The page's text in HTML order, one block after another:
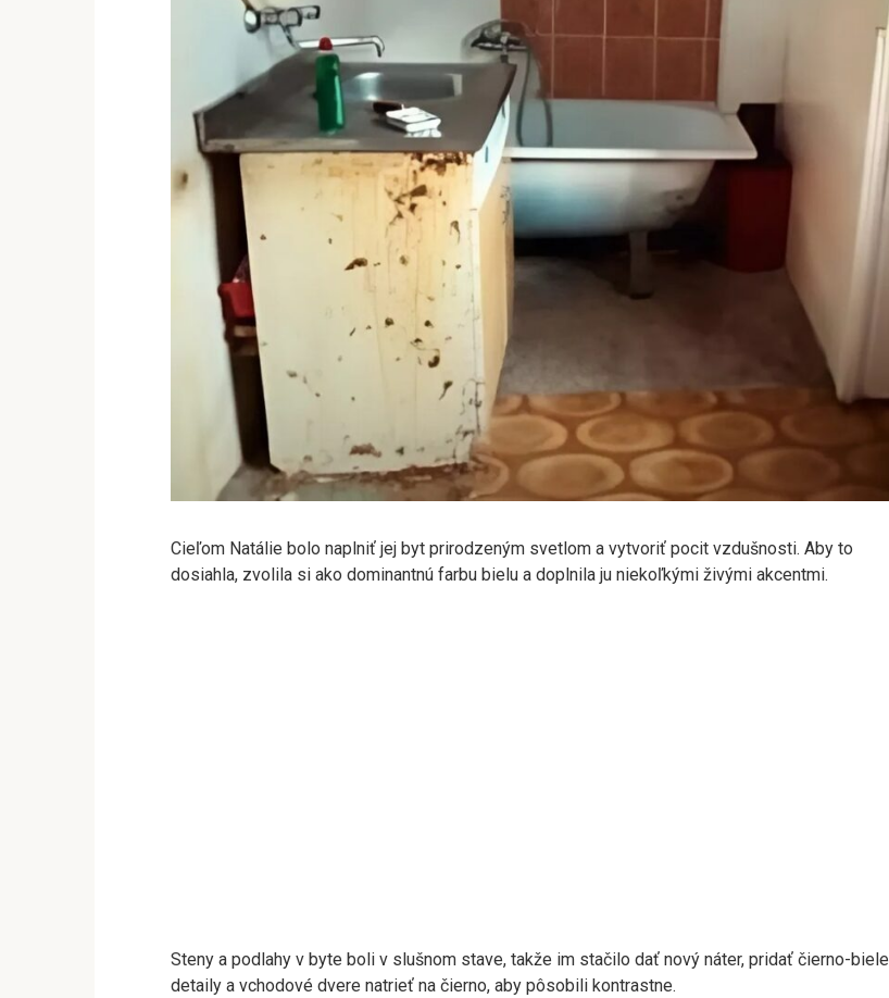
Cieľom Natálie bolo naplniť jej byt prirodzeným svetlom a vytvoriť pocit vzdušnosti. Aby to
dosiahla, zvolila si ako dominantnú farbu bielu a doplnila ju niekoľkými živými akcentmi.
Steny a podlahy v byte boli v slušnom stave, takže im stačilo dať nový náter, pridať čierno-biele
detaily a vchodové dvere natrieť na čierno, aby pôsobili kontrastne.